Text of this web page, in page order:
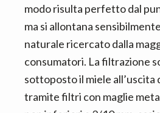
modo risulta perfetto dal
ma si allontana
naturale ricercato dalla
consumatori. La filtrazione
sottoposto il miele all’uscita
tramite filtri con maglie